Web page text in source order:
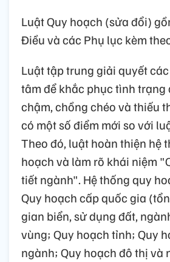
Luật Quy hoạch (sửa đổi)
Điều và các Phụ lục kèm
Luật tập trung giải quyết
tâm để khắc phục tình trạng
chậm, chồng chéo và thiếu
có một số điểm mới so với
Theo đó, luật hoàn thiện hệ
hoạch và làm rõ khái niệm
tiết ngành". Hệ thống quy
Quy hoạch cấp quốc gia
gian biển, sử dụng đất,
vùng; Quy hoạch tỉnh; Quy
ngành; Quy hoạch đô thị và